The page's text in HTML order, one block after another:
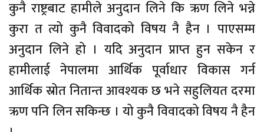
कुनै राष्ट्रबाट हामीले अनुदान लिने कि ऋण लिने भन्ने
कुरा त त्यो कुनै विवादको विषय नै हैन । पाएसम्म
अनुदान लिने हो । यदि अनुदान प्राप्त हुन सकेन र
हामीलाई नेपालमा आर्थिक पूर्वाधार विकास गर्न
आर्थिक स्रोत नितान्त आवश्यक छ भने सहुलियत दरमा
ऋण पनि लिन सकिन्छ । यो कुनै विवादको विषय नै हैन